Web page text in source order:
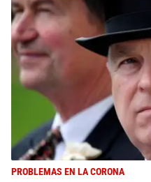
PROBLEMAS EN LA CORONA